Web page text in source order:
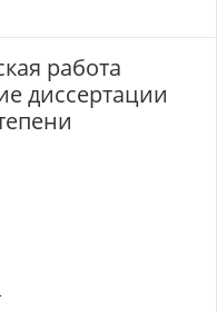
работа
диссертации